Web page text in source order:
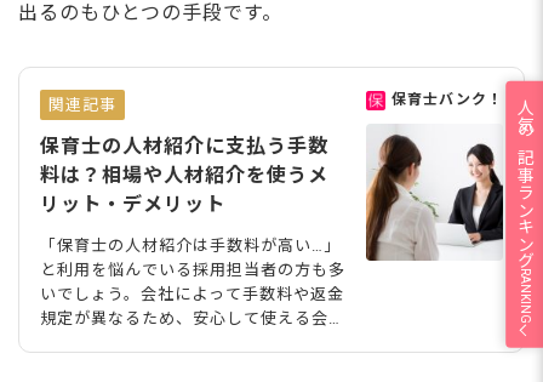
出るのもひとつの手段です。
関連記事
保育士の人材紹介に支払う手数
料は？相場や人材紹介を使うメ
リット・デメリット
「保育士の人材紹介は手数料が高い…」
と利用を悩んでいる採用担当者の方も多
いでしょう。会社によって手数料や返金
規定が異なるため、安心して使える会社
保育士バンク！ 人気の記事ランキング
RANKING